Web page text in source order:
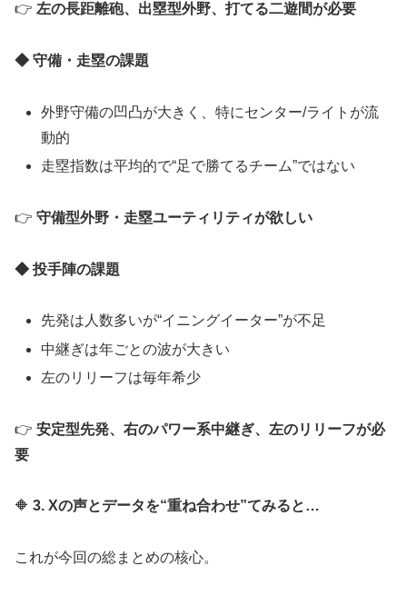
👉 左の長距離砲、出塁型外野、打てる二遊間が必要
◆ 守備・走塁の課題
外野守備の凹凸が大きく、特にセンター/ライトが流
動的
走塁指数は平均的で“足で勝てるチーム”ではない
👉 守備型外野・走塁ユーティリティが欲しい
◆ 投手陣の課題
先発は人数多いが“イニングイーター”が不足
中継ぎは年ごとの波が大きい
左のリリーフは毎年希少
👉 安定型先発、右のパワー系中継ぎ、左のリリーフが必
要
🔶 3. Xの声とデータを“重ね合わせ”てみると…
これが今回の総まとめの核心。